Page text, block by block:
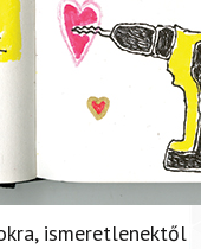
ismeretlenektől